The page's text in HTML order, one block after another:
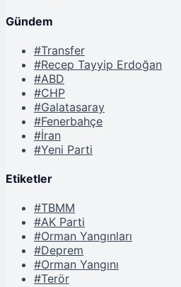
Gündem
#Transfer
#Recep Tayyip Erdoğan
#ABD
#CHP
#Galatasaray
#Fenerbahçe
#İran
#Yeni Parti
Etiketler
#TBMM
#AK Parti
#Orman Yangınları
#Deprem
#Orman Yangını
#Terör